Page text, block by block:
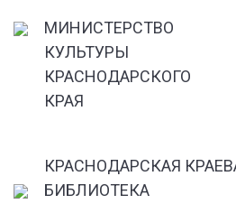
МИНИСТЕРСТВО
КУЛЬТУРЫ
КРАСНОДАРСКОГО
КРАЯ
КРАСНОДАРСКАЯ
БИБЛИОТЕКА